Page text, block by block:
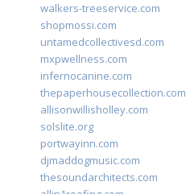
walkers-treeservice.com
shopmossi.com
untamedcollectivesd.com
mxpwellness.com
infernocanine.com
thepaperhousecollection.com
allisonwillisholley.com
solslite.org
portwayinn.com
djmaddogmusic.com
thesoundarchitects.com